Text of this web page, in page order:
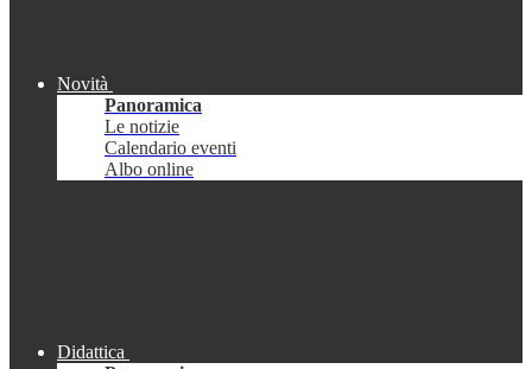
Novità
Panoramica
Le notizie
Calendario eventi
Albo online
Didattica